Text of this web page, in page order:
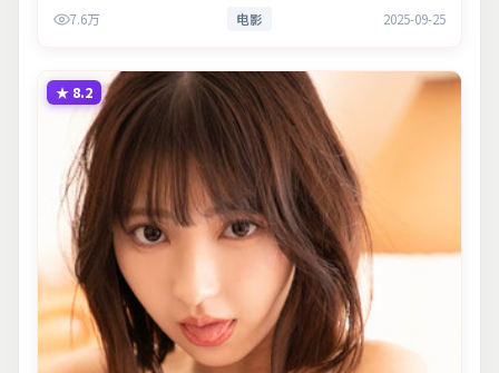
7.6万 电影 2025-09-25
★ 8.2